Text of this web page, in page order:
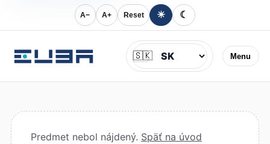
A− A+ Reset ☀ ☾
Menu
Jazyk
🇸🇰
Predmet nebol nájdený. Späť na úvod